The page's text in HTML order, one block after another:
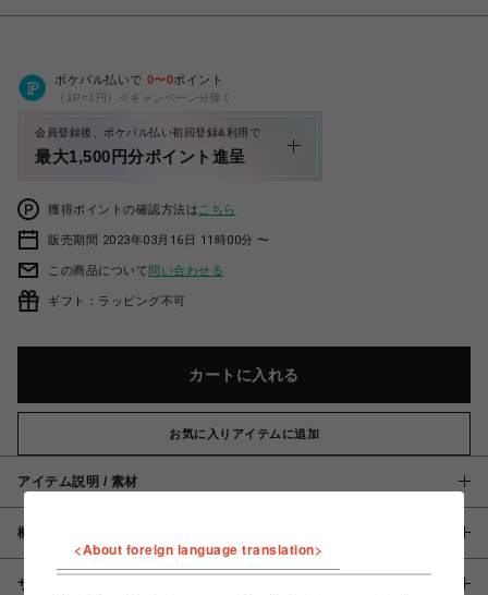
ポケパル払いで 0〜0ポイント
（1P=1円）※キャンペーン分除く
会員登録後、ポケパル払い初回登録&利用で
最大1,500円分ポイント進呈
獲得ポイントの確認方法は こちら
販売期間 2023年03月16日 11時00分 〜
この商品について問い合わせる
ギフト：ラッピング不可
カートに入れる
お気に入りアイテムに追加
アイテム説明 / 素材
概要
サイズ
<About foreign language translation>